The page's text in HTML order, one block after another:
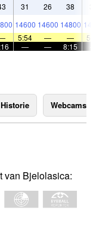
31 26 38
14600 14600 14800
5:54 — —
— — 8:15
Historie Webcams
van Bjelolasica: